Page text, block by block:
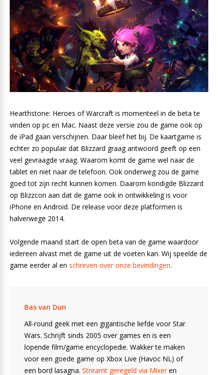
Hearthstone: Heroes of Warcraft is momenteel in de beta te
vinden op pc en Mac. Naast deze versie zou de game ook op
de iPad gaan verschijnen. Daar bleef het bij. De kaartgame is
echter zo populair dat Blizzard graag antwoord geeft op een
veel gevraagde vraag. Waarom komt de game wel naar de
tablet en niet naar de telefoon. Ook onderweg zou de game
goed tot zijn recht kunnen komen. Daarom kondigde Blizzard
op Blizzcon aan dat de game ook in ontwikkeling is voor
iPhone en Android. De release voor deze platformen is
halverwege 2014.
Volgende maand start de open beta van de game waardoor
iedereen alvast met de game uit de voeten kan. Wij speelde de
game eerder al en schreven over onze bevindingen.
Bas van Dun
All-round geek met een gigantische liefde voor Star
Wars. Schrijft sinds 2005 over games en is een
lopende film/game encyclopedie. Wakker te maken
voor een goede game op Xbox Live (Havoc NL) of
een bord lasagna. Streamt geregeld via Mixeren